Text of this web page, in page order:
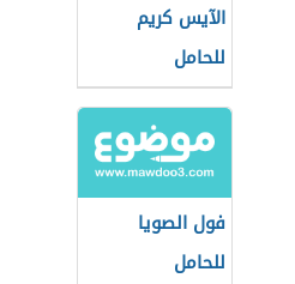
الآيس كريم
للحامل
فول الصويا
للحامل